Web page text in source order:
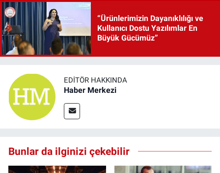
“Ürünlerimizin Dayanıklılığı ve
Kullanıcı Dostu Yazılımlar En
Büyük Gücümüz”
EDITÖR HAKKINDA
Haber Merkezi
Bunlar da ilginizi çekebilir